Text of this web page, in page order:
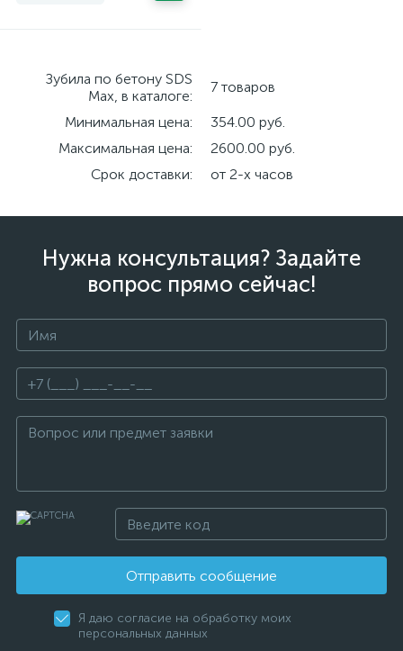
Зубила по бетону SDS
Max, в каталоге:
7 товаров
Минимальная цена:
354.00 руб.
Максимальная цена:
2600.00 руб.
Срок доставки:
от 2-х часов
Нужна консультация? Задайте
вопрос прямо сейчас!
Отправить сообщение
Я даю согласие на обработку моих
персональных данных